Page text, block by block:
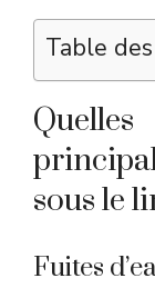
Table
sous le
Fuites